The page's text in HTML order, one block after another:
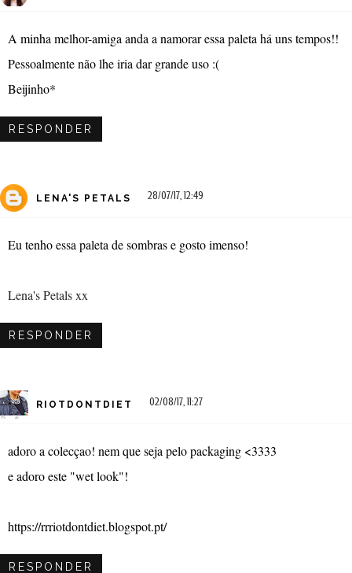
A minha melhor-amiga anda a namorar essa paleta há uns tempos!!
Pessoalmente não lhe iria dar grande uso :(
Beijinho*
RESPONDER
LENA'S PETALS 28/07/17, 12:49
Eu tenho essa paleta de sombras e gosto imenso!
Lena's Petals xx
RESPONDER
RIOTDONTDIET 02/08/17, 11:27
adoro a colecçao! nem que seja pelo packaging <3333
e adoro este "wet look"!
https://rrriotdontdiet.blogspot.pt/
RESPONDER